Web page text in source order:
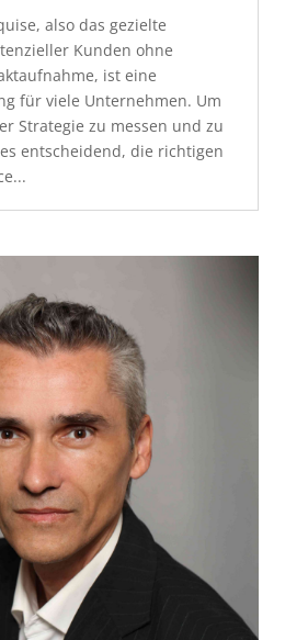
also das gezielte
Kunden ohne
ist eine
für viele Unternehmen. Um
Strategie zu messen und zu
entscheidend, die richtigen